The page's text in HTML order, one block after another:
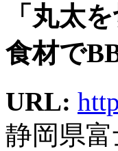
「丸太
食材で
URL:
静岡県富